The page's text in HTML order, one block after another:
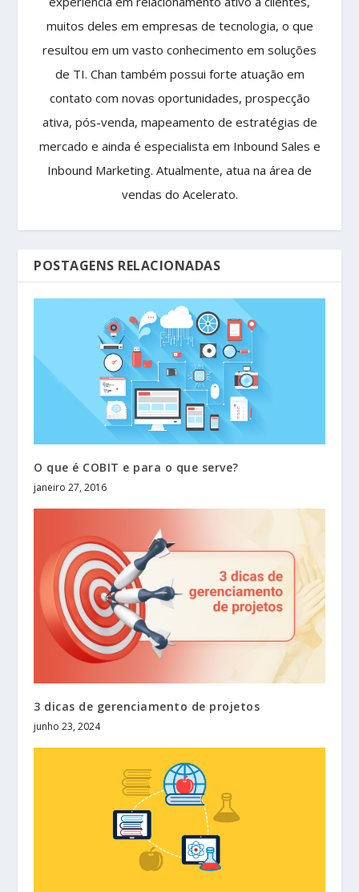
muitos deles em empresas de tecnologia, o que
resultou em um vasto conhecimento em soluções
de TI. Chan também possui forte atuação em
contato com novas oportunidades, prospecção
ativa, pós-venda, mapeamento de estratégias de
mercado e ainda é especialista em Inbound Sales e
Inbound Marketing. Atualmente, atua na área de
vendas do Acelerato.
POSTAGENS RELACIONADAS
O que é COBIT e para o que serve?
janeiro 27, 2016
3 dicas de gerenciamento de projetos
junho 23, 2024